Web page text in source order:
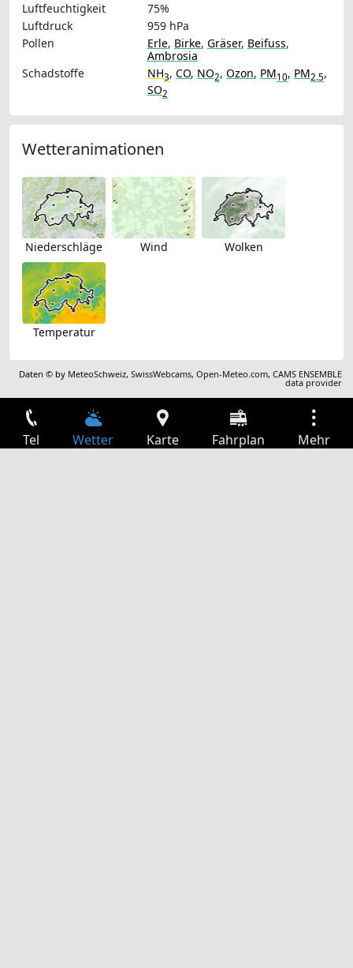
Luftfeuchtigkeit
75%
Luftdruck
959 hPa
Pollen
Erle, Birke, Gräser, Beifuss,
Ambrosia
Schadstoffe
NH3, CO, NO2, Ozon, PM10, PM2.5,
SO2
Wetteranimationen
Niederschläge Wind Wolken
Temperatur
Daten © by MeteoSchweiz,SwissWebcams,Open-Meteo.com,CAMS ENSEMBLE
data provider
Tel Wetter Karte Fahrplan Mehr